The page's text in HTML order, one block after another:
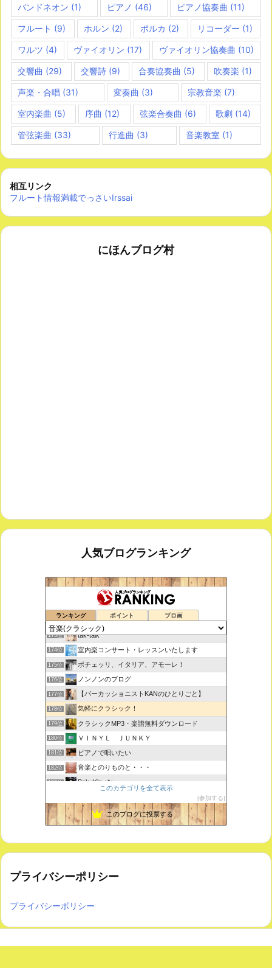
バンドネオン (1) ピアノ (46) ピアノ協奏曲 (11)
フルート (9) ホルン (2) ポルカ (2) リコーダー (1)
ワルツ (4) ヴァイオリン (17) ヴァイオリン協奏曲 (10)
交響曲 (29) 交響詩(9) 合奏協奏曲 (5) 吹奏楽 (1)
声楽・合唱 (31) 変奏曲 (3) 宗教音楽 (7)
室内楽曲 (5) 序曲 (12) 弦楽合奏曲 (6) 歌劇(14)
管弦楽曲 (33) 行進曲 (3) 音楽教室 (1)
相互リンク
フルート情報満載でっさいIrssai
にほんブログ村
人気ブログランキング
ランキング ポイント ブロ画
鑑賞空間・忘れられない作品
172位 思えば遠くへ来たもんだ
173位 tak-talk
174位 室内楽コンサート・レッスンいたします
175位 ボチェッリ、イタリア、アモーレ！
176位 ノンノンのブログ
177位 【パーカッショニストKANのひとりごと】
178位 気軽にクラシック！
179位 クラシックMP3・楽譜無料ダウンロード
180位 ＶＩＮＹＬ ＪＵＮＫＹ
181位 ピアノで唄いたい
182位 音楽とのりものと・・・
183位 BakuKla +*+
185位 ときどき書きます♪
このカテゴリを全て表示
参加する
このブログに投票する
プライバシーポリシー
プライバシーポリシー